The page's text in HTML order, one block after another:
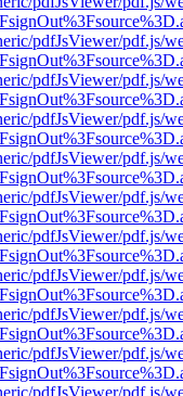
pdfJsViewer/pdf.js/
pdfJsViewer/pdf.js/
pdfJsViewer/pdf.js/
pdfJsViewer/pdf.js/
pdfJsViewer/pdf.js/
pdfJsViewer/pdf.js/
pdfJsViewer/pdf.js/
pdfJsViewer/pdf.js/
pdfJsViewer/pdf.js/
pdfJsViewer/pdf.js/